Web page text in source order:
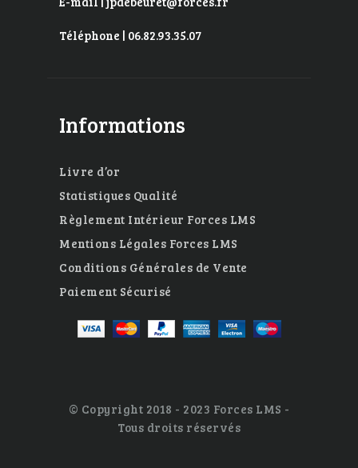
Téléphone | 06.82.93.35.07
Informations
Livre d’or
Statistiques Qualité
Règlement Intérieur Forces LMS
Mentions Légales Forces LMS
Conditions Générales de Vente
Paiement Sécurisé
© Copyright 2018 - 2023 Forces LMS -
Tous droits réservés